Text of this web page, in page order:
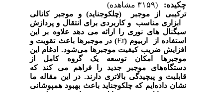
چکیده:
ترکیبی از موجبر (چلکوجناید) و موجبر
کانالی
ابزاری مناسب و کاربردی برای انتقال و پردازش
سیگنال های نوری را ارائه می دهد علاوه بر این
استفاده از اربیوم (Er) در موجبرها باعث تقویت و
افزایش ضریب کیفیت موجبرها می‌شود. ادغام این
موجبرها امکان توسعه یک گروه کامل از
دستگاه‌های موجبر جدید را فراهم می کند که
قابلیت و پیچیدگی بالاتری دارند. در این مقاله ما
نشان داده‌ایم که چلکوجناید باعث بهبود همپوشانی